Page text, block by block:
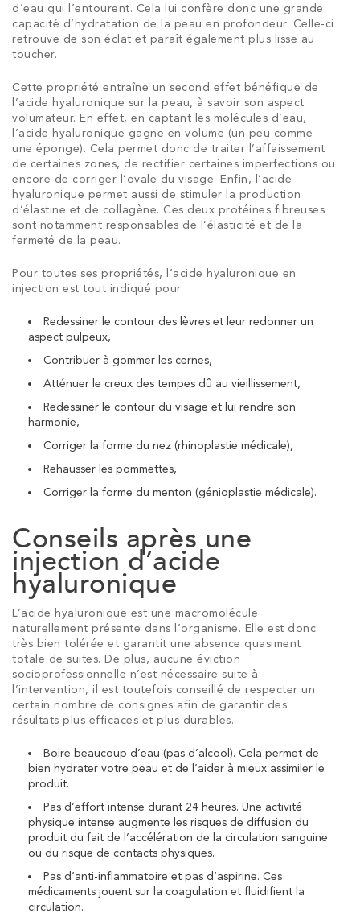
d’eau qui l’entourent. Cela lui confère donc une grande
capacité d’hydratation de la peau en profondeur. Celle-ci
retrouve de son éclat et paraît également plus lisse au
toucher.
Cette propriété entraîne un second effet bénéfique de
l’acide hyaluronique sur la peau, à savoir son aspect
volumateur. En effet, en captant les molécules d’eau,
l’acide hyaluronique gagne en volume (un peu comme
une éponge). Cela permet donc de traiter l’affaissement
de certaines zones, de rectifier certaines imperfections ou
encore de corriger l’ovale du visage. Enfin, l’acide
hyaluronique permet aussi de stimuler la production
d’élastine et de collagène. Ces deux protéines fibreuses
sont notamment responsables de l’élasticité et de la
fermeté de la peau.
Pour toutes ses propriétés, l’acide hyaluronique en
injection est tout indiqué pour :
Redessiner le contour des lèvres et leur redonner un
aspect pulpeux,
Contribuer à gommer les cernes,
Atténuer le creux des tempes dû au vieillissement,
Redessiner le contour du visage et lui rendre son
harmonie,
Corriger la forme du nez (rhinoplastie médicale),
Rehausser les pommettes,
Corriger la forme du menton (génioplastie médicale).
Conseils après une
injection d’acide
hyaluronique
L’acide hyaluronique est une macromolécule
naturellement présente dans l’organisme. Elle est donc
très bien tolérée et garantit une absence quasiment
totale de suites. De plus, aucune éviction
socioprofessionnelle n’est nécessaire suite à
l’intervention, il est toutefois conseillé de respecter un
certain nombre de consignes afin de garantir des
résultats plus efficaces et plus durables.
Boire beaucoup d’eau (pas d’alcool). Cela permet de
bien hydrater votre peau et de l’aider à mieux assimiler le
produit.
Pas d’effort intense durant 24 heures. Une activité
physique intense augmente les risques de diffusion du
produit du fait de l’accélération de la circulation sanguine
ou du risque de contacts physiques.
Pas d’anti-inflammatoire et pas d’aspirine. Ces
médicaments jouent sur la coagulation et fluidifient la
circulation.